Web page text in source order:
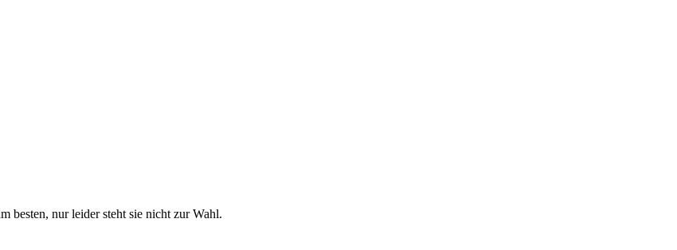
besten, nur leider steht sie nicht zur Wahl.